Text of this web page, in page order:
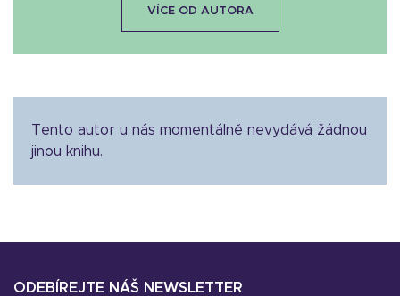
Tento autor u nás momentálně nevydává žádnou
jinou knihu.
VÍCE OD AUTORA
ODEBÍREJTE NÁŠ NEWSLETTER